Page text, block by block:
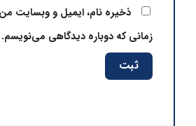
ذخیره نام، ایمیل و وبسایت من
زمانی که دوباره دیدگاهی می‌نویسم.